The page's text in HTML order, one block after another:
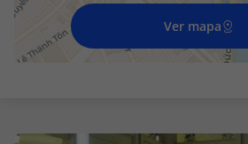
Hotéis
Voos + Hotel
Ver mapa